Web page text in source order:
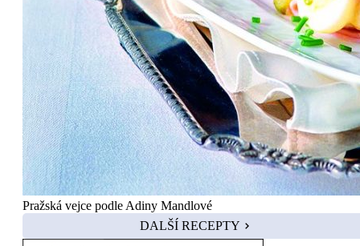
Pražská vejce podle Adiny Mandlové
DALŠÍ RECEPTY